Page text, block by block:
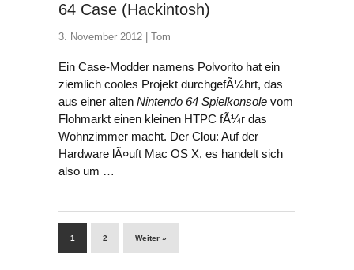
64 Case (Hackintosh)
3. November 2012 | Tom
Ein Case-Modder namens Polvorito hat ein
ziemlich cooles Projekt durchgefÃ¼hrt, das
aus einer alten Nintendo 64 Spielkonsole vom
Flohmarkt einen kleinen HTPC fÃ¼r das
Wohnzimmer macht. Der Clou: Auf der
Hardware lÃ¤uft Mac OS X, es handelt sich
also um …
1 2 Weiter »